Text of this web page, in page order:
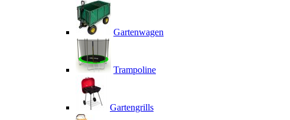
Gartenwagen
Trampoline
Gartengrills